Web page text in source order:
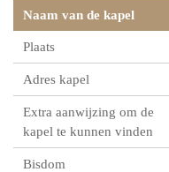
Naam van de kapel
Plaats
Adres kapel
Extra aanwijzing om de
kapel te kunnen vinden
Bisdom